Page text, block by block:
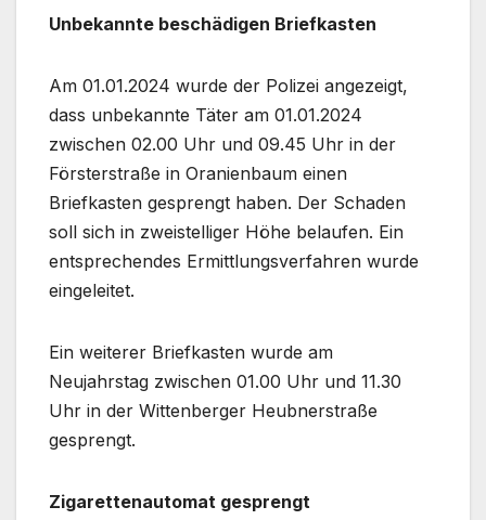
Unbekannte beschädigen Briefkasten
Am 01.01.2024 wurde der Polizei angezeigt,
dass unbekannte Täter am 01.01.2024
zwischen 02.00 Uhr und 09.45 Uhr in der
Försterstraße in Oranienbaum einen
Briefkasten gesprengt haben. Der Schaden
soll sich in zweistelliger Höhe belaufen. Ein
entsprechendes Ermittlungsverfahren wurde
eingeleitet.
Ein weiterer Briefkasten wurde am
Neujahrstag zwischen 01.00 Uhr und 11.30
Uhr in der Wittenberger Heubnerstraße
gesprengt.
Zigarettenautomat gesprengt